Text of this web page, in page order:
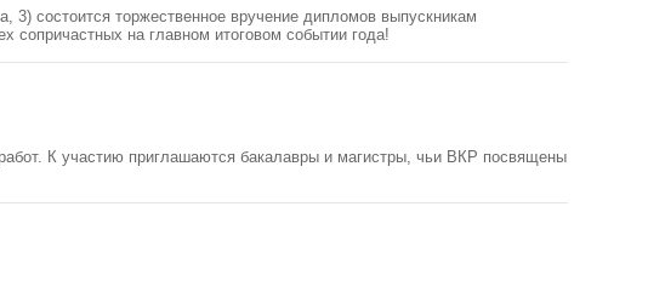
состоится торжественное вручение дипломов выпускникам
сопричастных на главном итоговом событии года!
К участию приглашаются бакалавры и магистры, чьи ВКР посвящены